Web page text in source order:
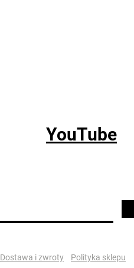
YouTube
Dostawa i zwroty Polityka sklepu